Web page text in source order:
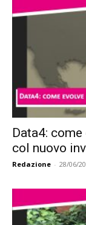
Data4:
col nuovo
Redazione - 28/06/